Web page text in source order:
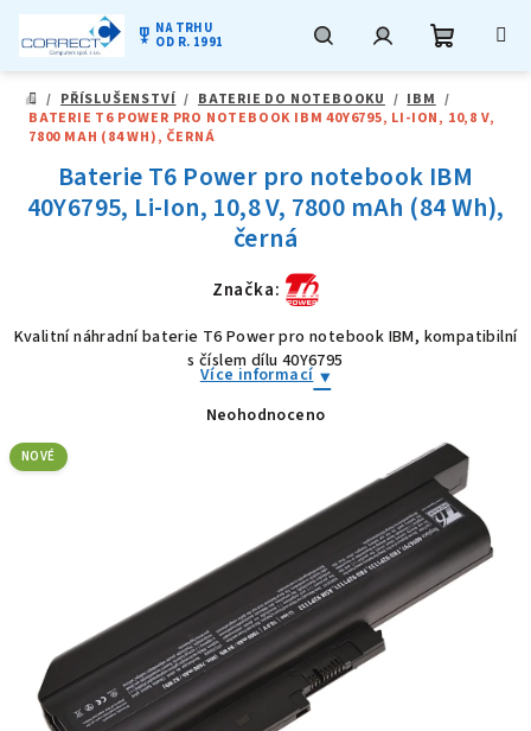
obsah
military_tech NA TRHU
OD R. 1991
DOMŮ
/ PŘÍSLUŠENSTVÍ / BATERIE DO NOTEBOOKU / IBM /
BATERIE T6 POWER PRO NOTEBOOK IBM 40Y6795, LI-ION, 10,8 V,
7800 MAH (84 WH), ČERNÁ
Baterie T6 Power pro notebook IBM
40Y6795, Li-Ion, 10,8 V, 7800 mAh (84 Wh),
černá
Značka:
Kvalitní náhradní baterie T6 Power pro notebook IBM, kompatibilní
s číslem dílu 40Y6795
Více informací
Průměrné
hvězdiček.
Neohodnoceno
NOVÉ